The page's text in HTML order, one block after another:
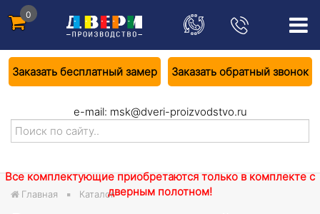
0
Заказать бесплатный замер Заказать обратный звонок
e-mail: msk@dveri-proizvodstvo.ru
Все комплектующие приобретаются только в комплекте с
дверным полотном!
Главная Каталог